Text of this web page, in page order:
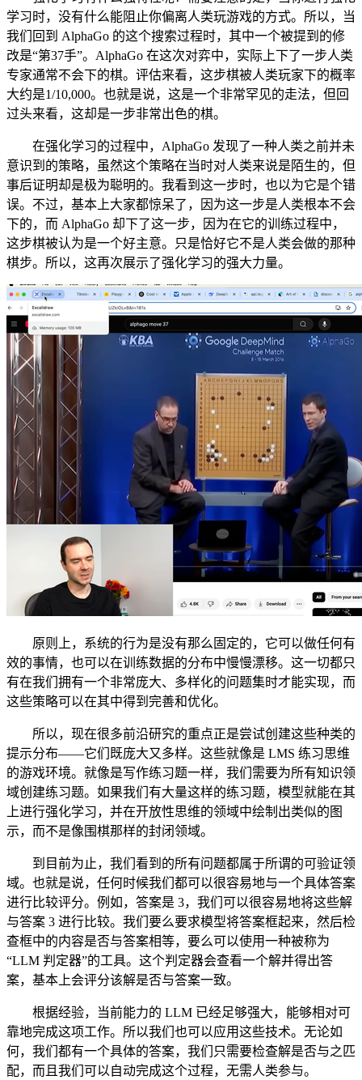
学习时，没有什么能阻止你偏离人类玩游戏的方式。所以，当
我们回到 AlphaGo 的这个搜索过程时，其中一个被提到的修
改是“第37手”。AlphaGo 在这次对弈中，实际上下了一步人类
专家通常不会下的棋。评估来看，这步棋被人类玩家下的概率
大约是1/10,000。也就是说，这是一个非常罕见的走法，但回
过头来看，这却是一步非常出色的棋。
在强化学习的过程中，AlphaGo 发现了一种人类之前并未
意识到的策略，虽然这个策略在当时对人类来说是陌生的，但
事后证明却是极为聪明的。我看到这一步时，也以为它是个错
误。不过，基本上大家都惊呆了，因为这一步是人类根本不会
下的，而 AlphaGo 却下了这一步，因为在它的训练过程中，
这步棋被认为是一个好主意。只是恰好它不是人类会做的那种
棋步。所以，这再次展示了强化学习的强大力量。
原则上，系统的行为是没有那么固定的，它可以做任何有
效的事情，也可以在训练数据的分布中慢慢漂移。这一切都只
有在我们拥有一个非常庞大、多样化的问题集时才能实现，而
这些策略可以在其中得到完善和优化。
所以，现在很多前沿研究的重点正是尝试创建这些种类的
提示分布——它们既庞大又多样。这些就像是 LMS 练习思维
的游戏环境。就像是写作练习题一样，我们需要为所有知识领
域创建练习题。如果我们有大量这样的练习题，模型就能在其
上进行强化学习，并在开放性思维的领域中绘制出类似的图
示，而不是像围棋那样的封闭领域。
到目前为止，我们看到的所有问题都属于所谓的可验证领
域。也就是说，任何时候我们都可以很容易地与一个具体答案
进行比较评分。例如，答案是 3，我们可以很容易地将这些解
与答案 3 进行比较。我们要么要求模型将答案框起来，然后检
查框中的内容是否与答案相等，要么可以使用一种被称为
“LLM 判定器”的工具。这个判定器会查看一个解并得出答
案，基本上会评分该解是否与答案一致。
根据经验，当前能力的 LLM 已经足够强大，能够相对可
靠地完成这项工作。所以我们也可以应用这些技术。无论如
何，我们都有一个具体的答案，我们只需要检查解是否与之匹
配，而且我们可以自动完成这个过程，无需人类参与。